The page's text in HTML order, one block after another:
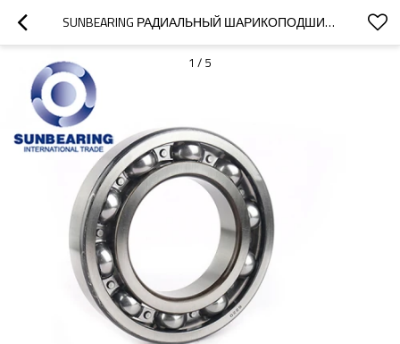
SUNBEARING РАДИАЛЬНЫЙ ШАРИКОПОДШИПНИК 6220 СЕРЕБРО 100 * 180 * 34 ММ ИЗ НЕРЖАВЕЮЩЕЙ СТАЛИ GCR15
1 / 5